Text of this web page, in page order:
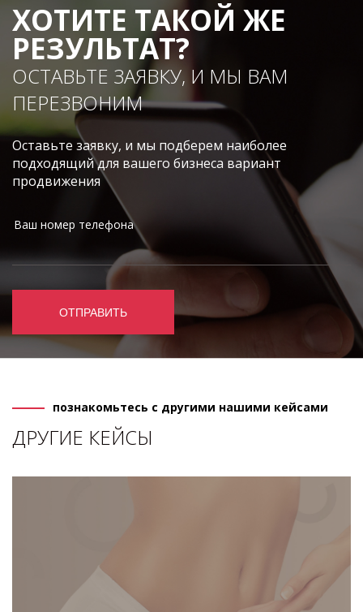
ХОТИТЕ ТАКОЙ ЖЕ
РЕЗУЛЬТАТ?
ОСТАВЬТЕ ЗАЯВКУ, И МЫ ВАМ
ПЕРЕЗВОНИМ
Оставьте заявку, и мы подберем наиболее
подходящий для вашего бизнеса вариант
продвижения
ОТПРАВИТЬ
познакомьтесь с другими нашими кейсами
ДРУГИЕ КЕЙСЫ